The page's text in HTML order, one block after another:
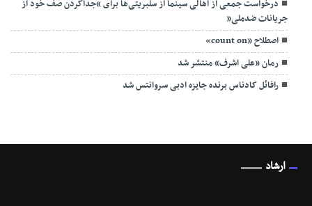
درخواست جمعی از اهالی سینما از سلبریتی‌ها برای “جداکردن صف خود از
جریانات ضدملی”
اصطلاح «count on»
رمان «علی اشرف» منتشر شد
رافائل کادناس برنده جایزه ادبی سروانتس شد
ارشاد